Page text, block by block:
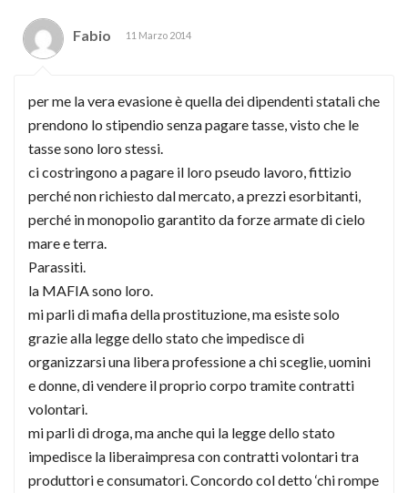
Fabio 11 Marzo 2014
per me la vera evasione è quella dei dipendenti statali che
prendono lo stipendio senza pagare tasse, visto che le
tasse sono loro stessi.
ci costringono a pagare il loro pseudo lavoro, fittizio
perché non richiesto dal mercato, a prezzi esorbitanti,
perché in monopolio garantito da forze armate di cielo
mare e terra.
Parassiti.
la MAFIA sono loro.
mi parli di mafia della prostituzione, ma esiste solo
grazie alla legge dello stato che impedisce di
organizzarsi una libera professione a chi sceglie, uomini
e donne, di vendere il proprio corpo tramite contratti
volontari.
mi parli di droga, ma anche qui la legge dello stato
impedisce la liberaimpresa con contratti volontari tra
produttori e consumatori. Concordo col detto ‘chi rompe